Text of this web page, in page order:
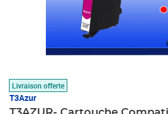
Livraison offerte
T3Azur